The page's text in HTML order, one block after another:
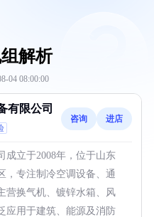
解析
04 08:00:00
有限公司
咨询 进店
成立于2008年，位于山东
，专注制冷空调设备、通
营换气机、镀锌水箱、风
应用于建筑、能源及消防